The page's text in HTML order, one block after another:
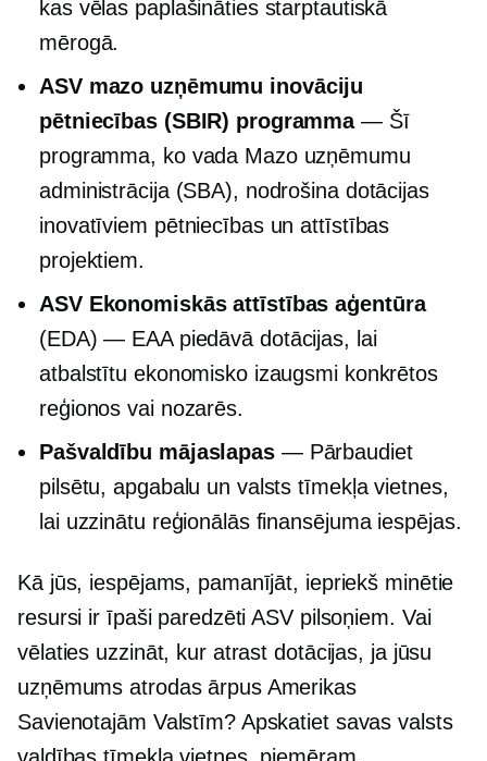
kas vēlas paplašināties starptautiskā
mērogā.
ASV mazo uzņēmumu inovāciju
pētniecības (SBIR) programma— Šī
programma, ko vada Mazo uzņēmumu
administrācija (SBA), nodrošina dotācijas
inovatīviem pētniecības un attīstības
projektiem.
ASV Ekonomiskās attīstības aģentūra
(EDA) — EAA piedāvā dotācijas, lai
atbalstītu ekonomisko izaugsmi konkrētos
reģionos vai nozarēs.
Pašvaldību mājaslapas— Pārbaudiet
pilsētu, apgabalu un valsts tīmekļa vietnes,
lai uzzinātu reģionālās finansējuma iespējas.
Kā jūs, iespējams, pamanījāt, iepriekš minētie
resursi ir īpaši paredzēti ASV pilsoņiem. Vai
vēlaties uzzināt, kur atrast dotācijas, ja jūsu
uzņēmums atrodas ārpus Amerikas
Savienotajām Valstīm? Apskatiet savas valsts